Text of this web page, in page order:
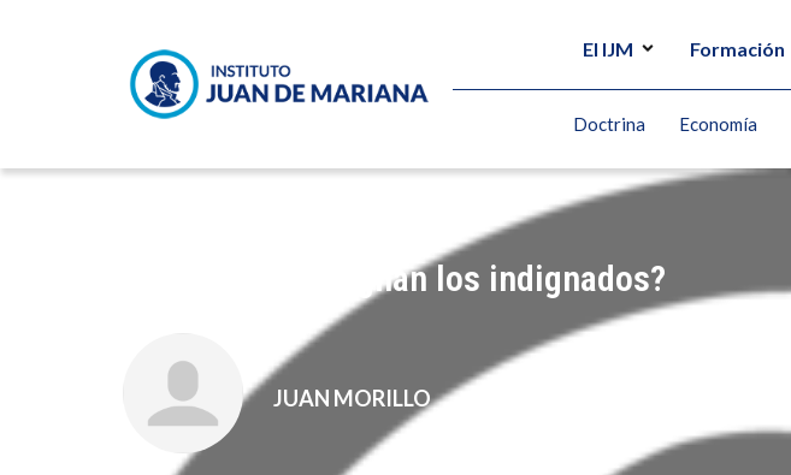
El IJM Formación
Doctrina Economía
¿Por qué se indignan los indignados?
JUAN MORILLO